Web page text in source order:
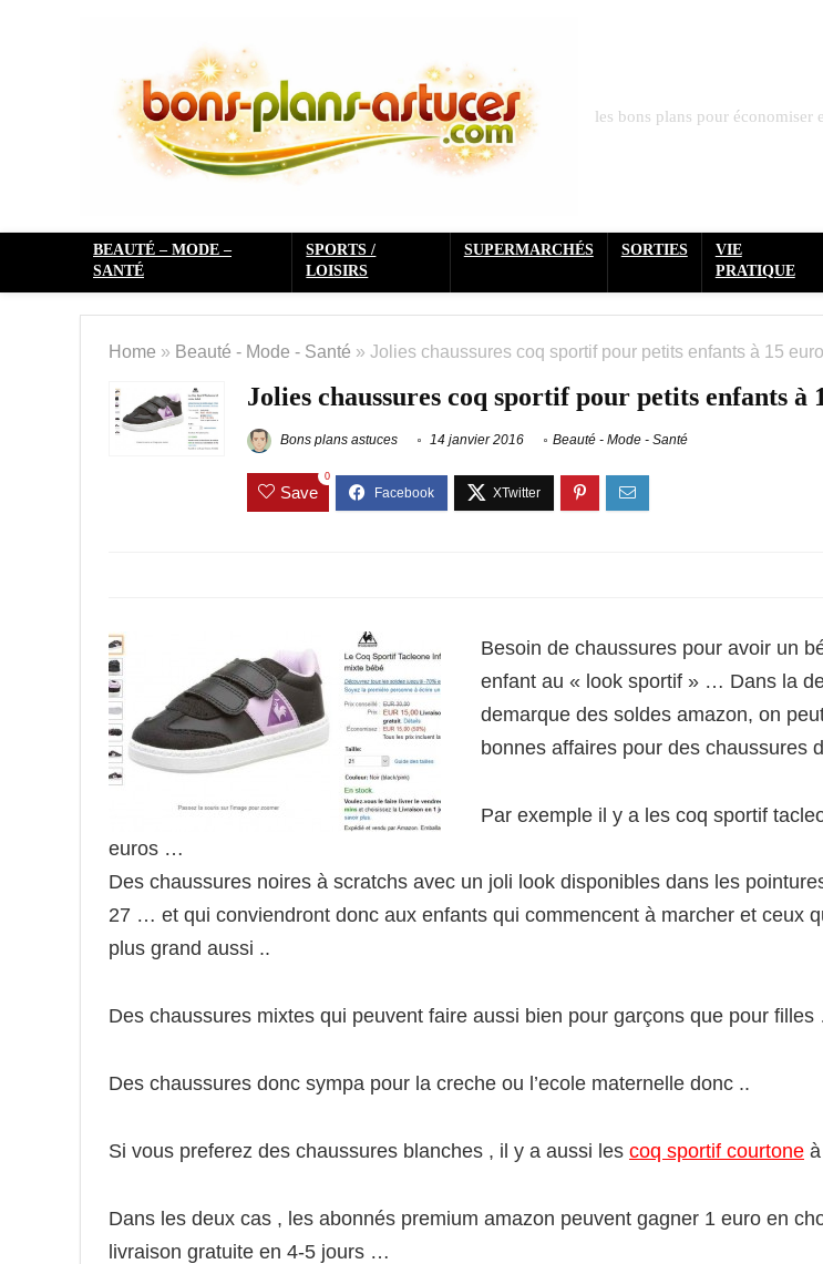
les bons plans pour économiser
BEAUTÉ – MODE –
SANTÉ
SPORTS /
LOISIRS
SUPERMARCHÉS SORTIES
VIE
PRATIQUE
Home » Beauté - Mode - Santé » Jolies chaussures coq sportif pour petits enfants à 15
Jolies chaussures coq sportif pour petits enfants à
Bons plans astuces 14 janvier 2016 Beauté - Mode - Santé
Save
0
Besoin de chaussures pour avoir un
enfant au « look sportif » … Dans la
demarque des soldes amazon, on
bonnes affaires pour des chaussures
Par exemple il y a les coq sportif
euros …
Des chaussures noires à scratchs avec un joli look disponibles dans les
27 … et qui conviendront donc aux enfants qui commencent à marcher et ceux
plus grand aussi ..
Des chaussures mixtes qui peuvent faire aussi bien pour garçons que pour
Des chaussures donc sympa pour la creche ou l’ecole maternelle donc ..
Si vous preferez des chaussures blanches , il y a aussi les coq sportif courtone
Dans les deux cas , les abonnés premium amazon peuvent gagner 1 euro en
livraison gratuite en 4-5 jours …